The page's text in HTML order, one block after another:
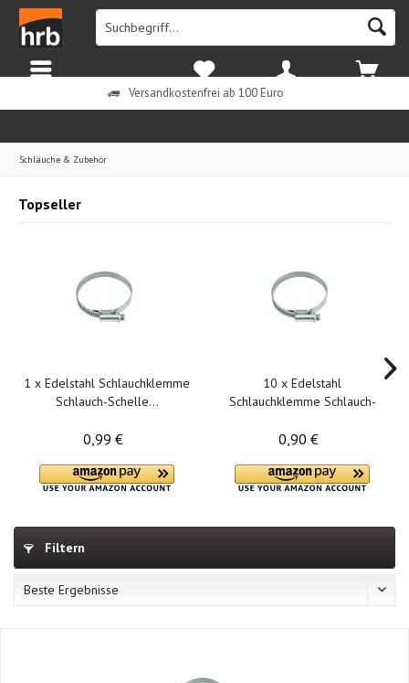
Versandkostenfrei ab 100 Euro
Merkzettel Mein Konto
Schläuche & Zubehör
Topseller
1 x Edelstahl Schlauchklemme
Schlauch-Schelle...
0,99 €
10 x Edelstahl
Schlauchklemme Schlauch-
0,90 €
Filtern